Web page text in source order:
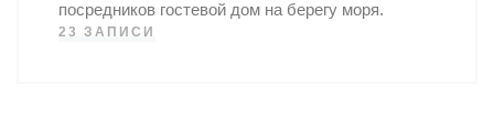
посредников гостевой дом на берегу моря.
23 ЗАПИСИ